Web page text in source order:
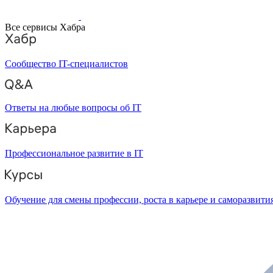
Все сервисы Хабра
Сообщество IT-специалистов
Ответы на любые вопросы об IT
Профессиональное развитие в IT
Обучение для смены профессии, роста в карьере и